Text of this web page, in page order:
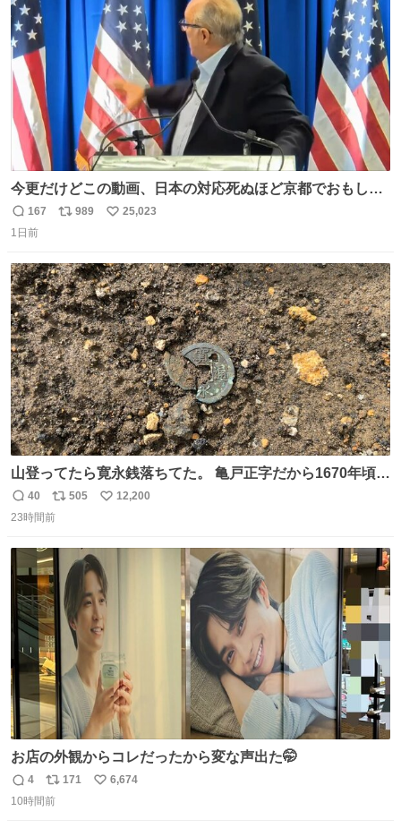
今更だけどこの動画、日本の対応死ぬほど京都でおもしろ
い。 なんなら敬語で丁寧に煽りまくってるの好き。笑
返
信
167
リ
ト
数
989
い
数
25,023
1日前
山登ってたら寛永銭落ちてた。 亀戸正字だから1670年頃に
鋳造されたもの。
返
信
40
リ
ポ
ト
数
505
い
数
12,200
23時間前
お店の外観からコレだったから変な声出た🤭
返
信
4
リ
ポ
171
い
6,674
10時間前